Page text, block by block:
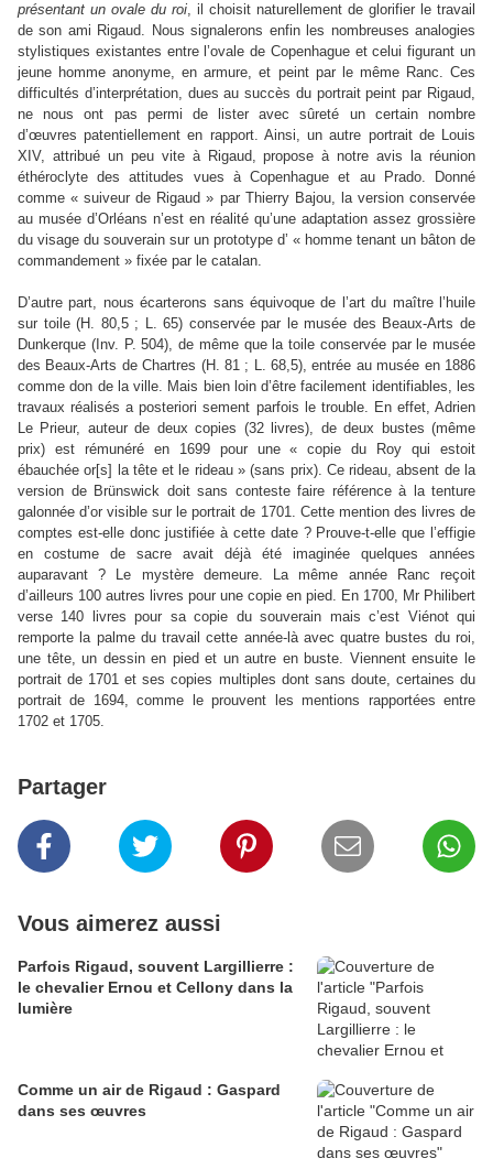
présentant un ovale du roi, il choisit naturellement de glorifier le travail
de son ami Rigaud. Nous signalerons enfin les nombreuses analogies
stylistiques existantes entre l’ovale de Copenhague et celui figurant un
jeune homme anonyme, en armure, et peint par le même Ranc. Ces
difficultés d’interprétation, dues au succès du portrait peint par Rigaud,
ne nous ont pas permi de lister avec sûreté un certain nombre
d’œuvres patentiellement en rapport. Ainsi, un autre portrait de Louis
XIV, attribué un peu vite à Rigaud, propose à notre avis la réunion
éthéroclyte des attitudes vues à Copenhague et au Prado. Donné
comme « suiveur de Rigaud » par Thierry Bajou, la version conservée
au musée d’Orléans n’est en réalité qu’une adaptation assez grossière
du visage du souverain sur un prototype d’ « homme tenant un bâton de
commandement » fixée par le catalan.
D’autre part, nous écarterons sans équivoque de l’art du maître l’huile
sur toile (H. 80,5 ; L. 65) conservée par le musée des Beaux-Arts de
Dunkerque (Inv. P. 504), de même que la toile conservée par le musée
des Beaux-Arts de Chartres (H. 81 ; L. 68,5), entrée au musée en 1886
comme don de la ville. Mais bien loin d’être facilement identifiables, les
travaux réalisés a posteriori sement parfois le trouble. En effet, Adrien
Le Prieur, auteur de deux copies (32 livres), de deux bustes (même
prix) est rémunéré en 1699 pour une « copie du Roy qui estoit
ébauchée or[s] la tête et le rideau » (sans prix). Ce rideau, absent de la
version de Brünswick doit sans conteste faire référence à la tenture
galonnée d’or visible sur le portrait de 1701. Cette mention des livres de
comptes est-elle donc justifiée à cette date ? Prouve-t-elle que l’effigie
en costume de sacre avait déjà été imaginée quelques années
auparavant ? Le mystère demeure. La même année Ranc reçoit
d’ailleurs 100 autres livres pour une copie en pied. En 1700, Mr Philibert
verse 140 livres pour sa copie du souverain mais c’est Viénot qui
remporte la palme du travail cette année-là avec quatre bustes du roi,
une tête, un dessin en pied et un autre en buste. Viennent ensuite le
portrait de 1701 et ses copies multiples dont sans doute, certaines du
portrait de 1694, comme le prouvent les mentions rapportées entre
1702 et 1705.
Partager
Vous aimerez aussi
Parfois Rigaud, souvent Largillierre :
le chevalier Ernou et Cellony dans la
lumière
Comme un air de Rigaud : Gaspard
dans ses œuvres